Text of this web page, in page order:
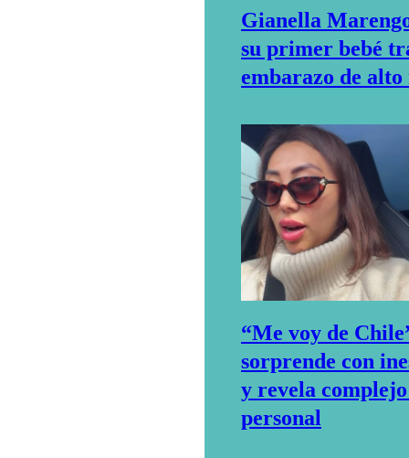
Gianella
su primer bebé
embarazo de alto
“Me voy de
sorprende con
y revela
personal